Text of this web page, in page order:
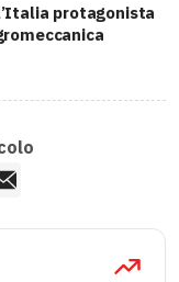
protagonista